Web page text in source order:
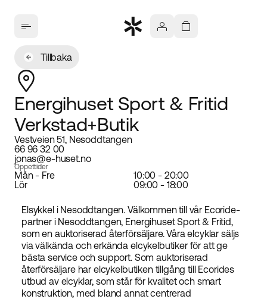
Tillbaka
Energihuset Sport & Fritid
Verkstad+Butik
Vestveien 51, Nesoddtangen
66 96 32 00
jonas@e-huset.no
Öppettider
Mån - Fre
10:00 - 20:00
Lör
09:00 - 18:00
Elsykkel i Nesoddtangen. Välkommen till vår Ecoride-
partner i Nesoddtangen, Energihuset Sport & Fritid,
som en auktoriserad återförsäljare. Våra elcyklar säljs
via välkända och erkända elcykelbutiker för att ge
bästa service och support. Som auktoriserad
återförsäljare har elcykelbutiken tillgång till Ecorides
utbud av elcyklar, som står för kvalitet och smart
konstruktion, med bland annat centrerad